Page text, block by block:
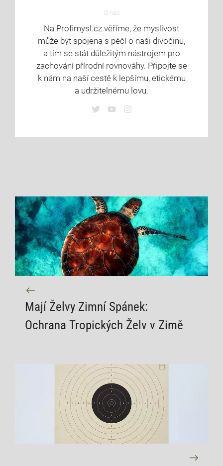
O nás
Na Profimysl.cz věříme, že myslivost
může být spojena s péčí o naši divočinu,
a tím se stát důležitým nástrojem pro
zachování přírodní rovnováhy. Připojte se
k nám na naší cestě k lepšímu, etickému
a udržitelnému lovu.
Mají Želvy Zimní Spánek:
Ochrana Tropických Želv v Zimě